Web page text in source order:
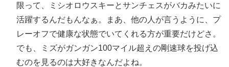
限って、ミシオロウスキーとサンチェスがバカみたいに
活躍するんだもんなぁ。まあ、他の人が言うように、プ
レーオフで健康な状態でいてくれる方が重要だけどさ。
でも、ミズがガンガン100マイル超えの剛速球を投げ込
むのを見るのは大好きなんだよね。